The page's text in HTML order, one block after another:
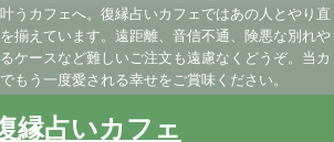
うカフェへ。復縁占いカフェではあの人とやり直
揃えています。遠距離、音信不通、険悪な別れや
ケースなど難しいご注文も遠慮なくどうぞ。当カ
もう一度愛される幸せをご賞味ください。
縁占いカフェ